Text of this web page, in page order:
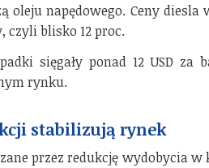
oleju napędowego. Ceny
czyli blisko 12 proc.
sięgały ponad 12 USD za
rynku.
stabilizują rynek
przez redukcję wydobycia